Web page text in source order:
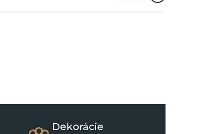
Dekorácie